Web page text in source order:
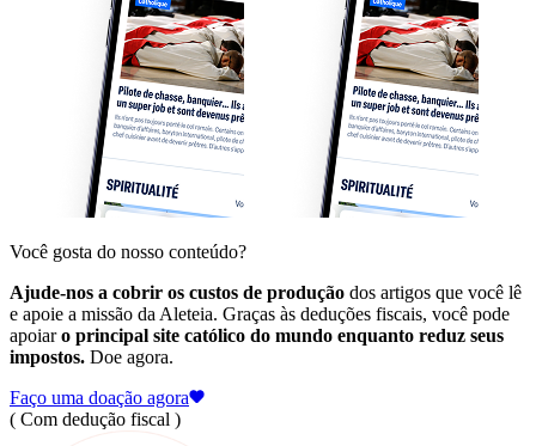
Você gosta do nosso conteúdo?
Ajude-nos a cobrir os custos de produção dos artigos que você lê
e apoie a missão da Aleteia. Graças às deduções fiscais, você pode
apoiaro principal site católico do mundo enquanto reduz seus
impostos. Doe agora.
Faço uma doação agora
( Com dedução fiscal )